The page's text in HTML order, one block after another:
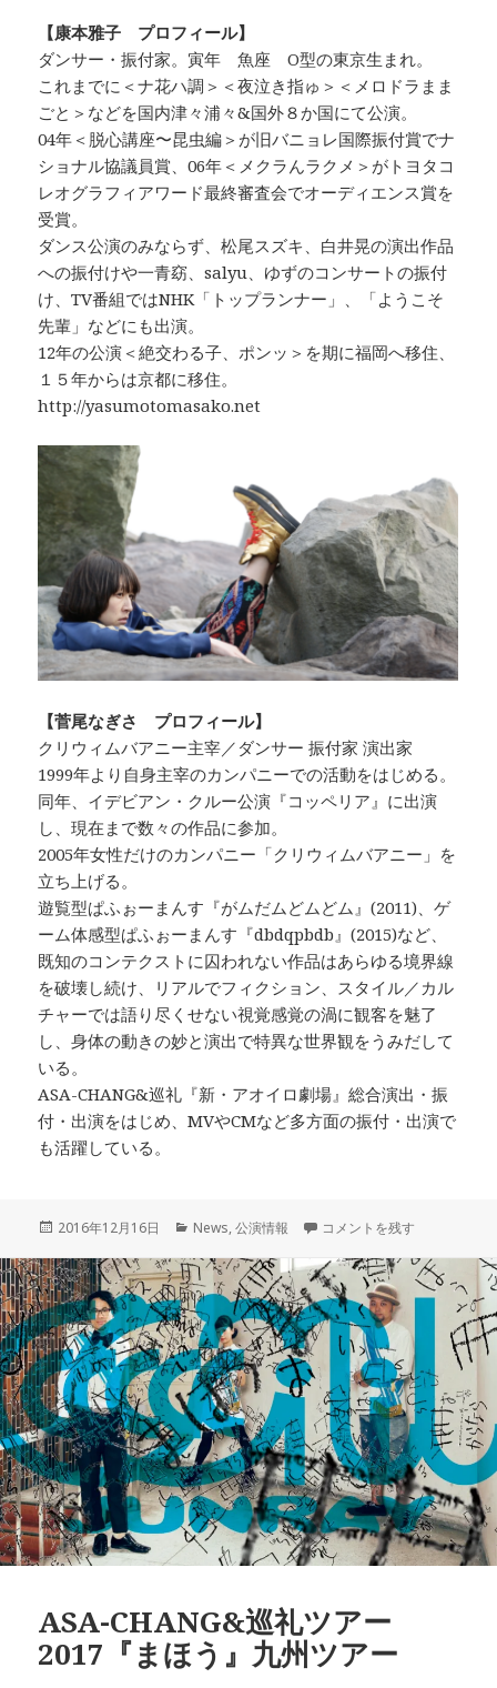
【康本雅子 プロフィール】
ダンサー・振付家。寅年 魚座 O型の東京生まれ。
これまでに＜ナ花ハ調＞＜夜泣き指ゅ＞＜メロドラまま
ごと＞などを国内津々浦々&国外８か国にて公演。
04年＜脱心講座〜昆虫編＞が旧バニョレ国際振付賞でナ
ショナル協議員賞、06年＜メクラんラクメ＞がトヨタコ
レオグラフィアワード最終審査会でオーディエンス賞を
受賞。
ダンス公演のみならず、松尾スズキ、白井晃の演出作品
への振付けや一青窈、salyu、ゆずのコンサートの振付
け、TV番組ではNHK「トップランナー」、「ようこそ
先輩」などにも出演。
12年の公演＜絶交わる子、ポンッ＞を期に福岡へ移住、
１５年からは京都に移住。
http://yasumotomasako.net
【菅尾なぎさ プロフィール】
クリウィムバアニー主宰／ダンサー 振付家 演出家
1999年より自身主宰のカンパニーでの活動をはじめる。
同年、イデビアン・クルー公演『コッペリア』に出演
し、現在まで数々の作品に参加。
2005年女性だけのカンパニー「クリウィムバアニー」を
立ち上げる。
遊覧型ぱふぉーまんす『がムだムどムどム』(2011)、ゲ
ーム体感型ぱふぉーまんす『dbdqpbdb』(2015)など、
既知のコンテクストに囚われない作品はあらゆる境界線
を破壊し続け、リアルでフィクション、スタイル／カル
チャーでは語り尽くせない視覚感覚の渦に観客を魅了
し、身体の動きの妙と演出で特異な世界観をうみだして
いる。
ASA-CHANG&巡礼『新・アオイロ劇場』総合演出・振
付・出演をはじめ、MVやCMなど多方面の振付・出演で
も活躍している。
投
日:
2016年12月16日
カ
ゴ
リ
ー
News,公演情報 ツアー・ファイナル！ 2月
コメントを残す
ASA-CHANG&巡礼ツアー
2017『まほう』九州ツアー